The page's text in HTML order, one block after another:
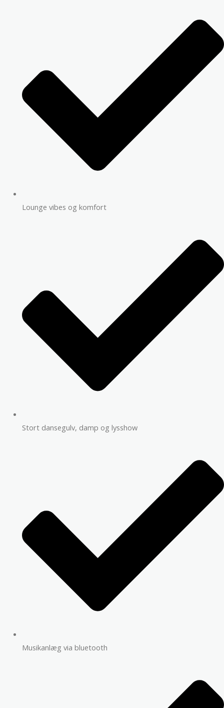
Lounge vibes og komfort
Stort dansegulv, damp og lysshow
Musikanlæg via bluetooth